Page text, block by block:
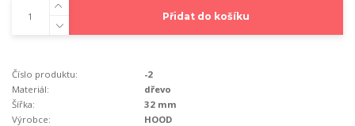
Přidat do košíku
Číslo produktu:
-2
Materiál:
dřevo
Šířka:
32 mm
Výrobce:
HOOD